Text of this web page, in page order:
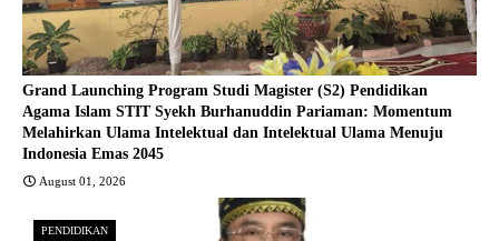
Grand Launching Program Studi Magister (S2) Pendidikan
Agama Islam STIT Syekh Burhanuddin Pariaman: Momentum
Melahirkan Ulama Intelektual dan Intelektual Ulama Menuju
Indonesia Emas 2045
August 01, 2026
PENDIDIKAN